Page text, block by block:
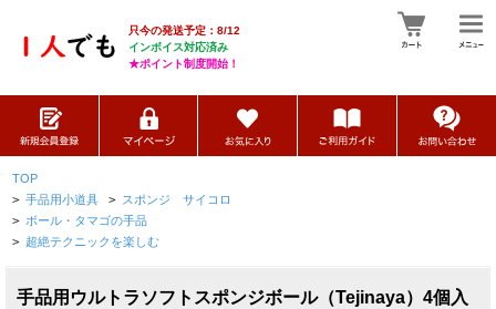
只今の発送予定：8/12
インボイス対応済み
★ポイント制度開始！
TOP
> 手品用小道具 > スポンジ サイコロ
> ボール・タマゴの手品
> 超絶テクニックを楽しむ
手品用ウルトラソフトスポンジボール（Tejinaya）4個入